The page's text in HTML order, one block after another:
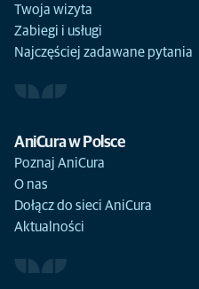
Twoja wizyta
Zabiegi i usługi
Najczęściej zadawane pytania
AniCura w Polsce
Poznaj AniCura
O nas
Dołącz do sieci AniCura
Aktualności